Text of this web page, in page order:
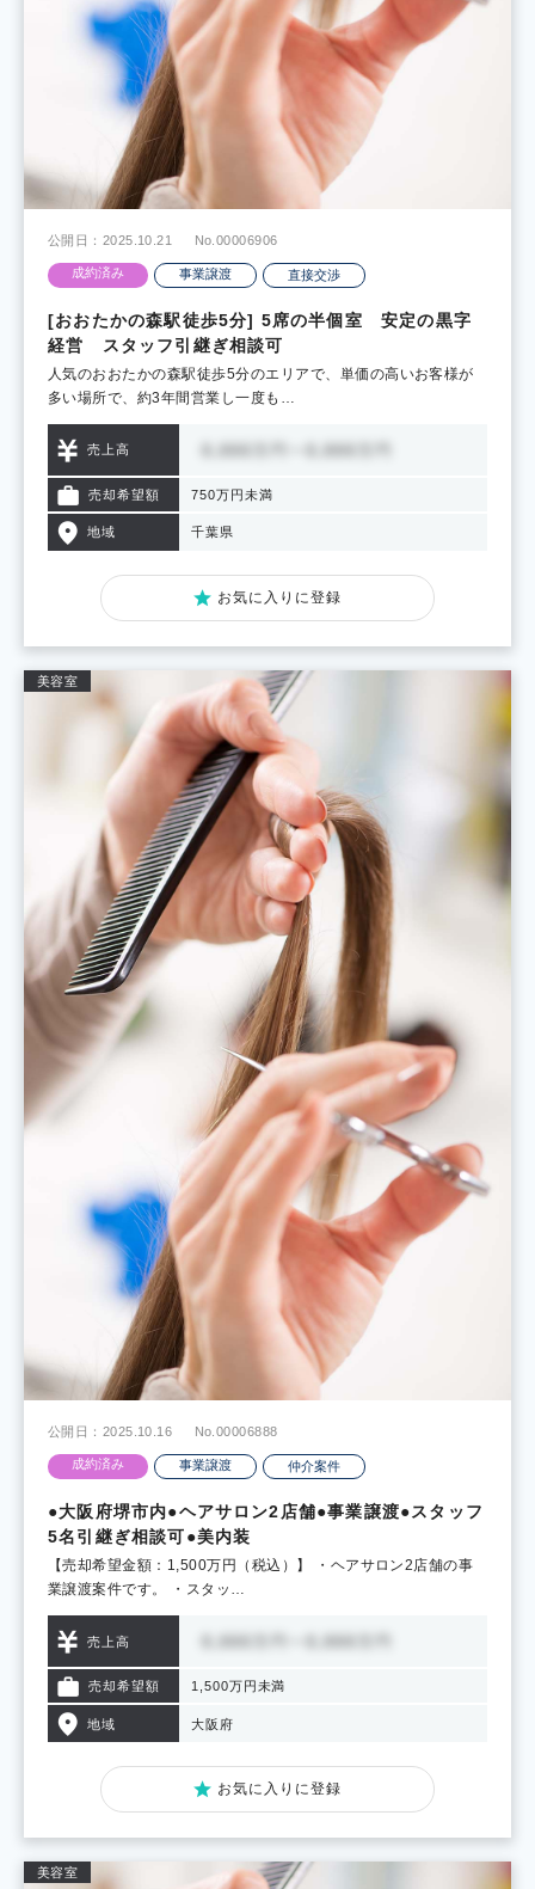
公開日：2025.10.21 No.00006906
成約済み 事業譲渡 直接交渉
[おおたかの森駅徒歩5分] 5席の半個室 安定の黒字
経営 スタッフ引継ぎ相談可
人気のおおたかの森駅徒歩5分のエリアで、単価の高いお客様が
多い場所で、約3年間営業し一度も…
売上高
売却希望額 750万円未満
地域 千葉県
お気に入りに登録
美容室
公開日：2025.10.16 No.00006888
成約済み 事業譲渡 仲介案件
●大阪府堺市内●ヘアサロン2店舗●事業譲渡●スタッフ
5名引継ぎ相談可●美内装
【売却希望金額：1,500万円（税込）】 ・ヘアサロン2店舗の事
業譲渡案件です。 ・スタッ…
売上高
売却希望額 1,500万円未満
地域 大阪府
お気に入りに登録
美容室